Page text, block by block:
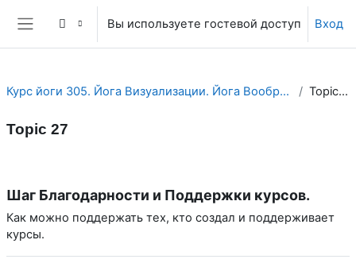
Перейти к основному содержанию
Боковая панель
Вы используете гостевой доступ Вход
Курс йоги 305. Йога Визуализации. Йога Воображения. Topic 27
Topic 27
Шаг Благодарности и Поддержки курсов.
Как можно поддержать тех, кто создал и поддерживает
курсы.